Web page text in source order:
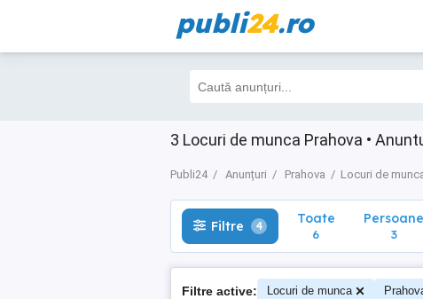
publi24.ro
3 Locuri de munca Prahova •
Publi24 Anunțuri Prahova Locuri de
Filtre 4 Toate
6
Filtre 4 Toate
6
Persoane
3
Filtre active: Locuri de munca